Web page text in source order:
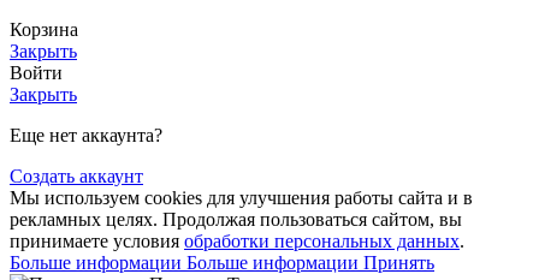
Корзина
Закрыть
Войти
Закрыть
Еще нет аккаунта?
Создать аккаунт
Мы используем cookies для улучшения работы сайта и в
рекламных целях. Продолжая пользоваться сайтом, вы
принимаете условия обработки персональных данных.
Больше информации Больше информации Принять